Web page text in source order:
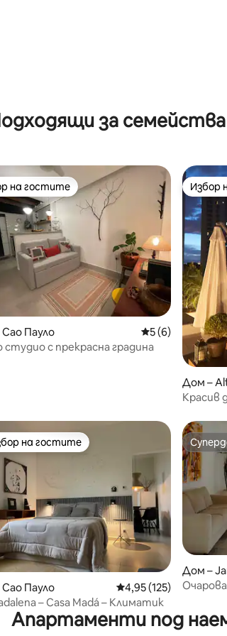
за
от 5, 237 отзива
на гостите
на гостите
Пауло Средна оценка:
5 (6)
студио с прекрасна градина
Избор
Избор
Дом –
Красив
от 5, 109 отзива
избор на гостите
на гостите
Пауло Средна оценка: 4,95
4,95 (125)
– Casa Madá – Климатик
Дом –
Апартаменти под